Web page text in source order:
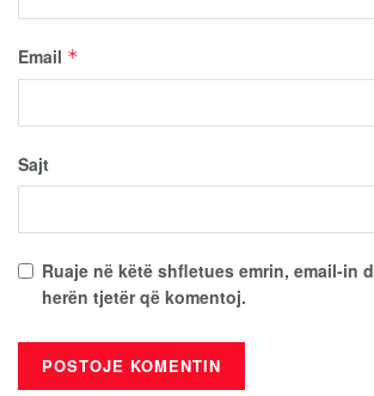
Email *
Sajt
Ruaje në këtë shfletues emrin, email-in
herën tjetër që komentoj.